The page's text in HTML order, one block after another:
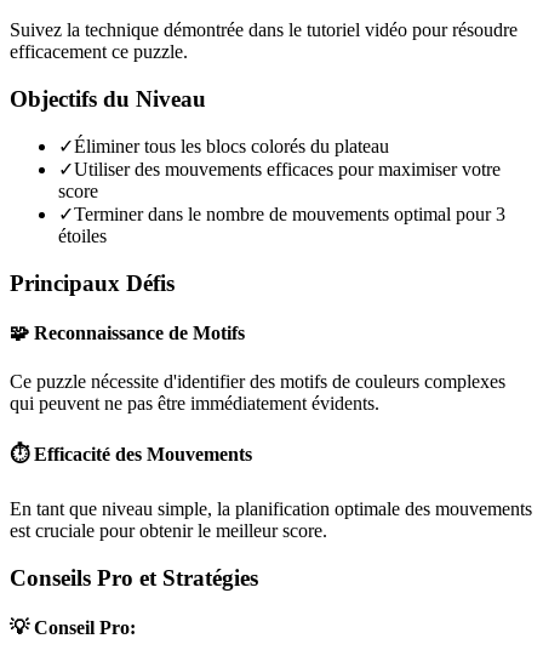
Suivez la technique démontrée dans le tutoriel vidéo pour résoudre
efficacement ce puzzle.
Objectifs du Niveau
✓Éliminer tous les blocs colorés du plateau
✓Utiliser des mouvements efficaces pour maximiser votre
score
✓Terminer dans le nombre de mouvements optimal pour 3
étoiles
Principaux Défis
🧩 Reconnaissance de Motifs
Ce puzzle nécessite d'identifier des motifs de couleurs complexes
qui peuvent ne pas être immédiatement évidents.
⏱️ Efficacité des Mouvements
En tant que niveau simple, la planification optimale des mouvements
est cruciale pour obtenir le meilleur score.
Conseils Pro et Stratégies
💡 Conseil Pro: